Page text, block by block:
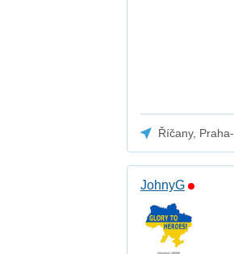
Říčany,
JohnyG